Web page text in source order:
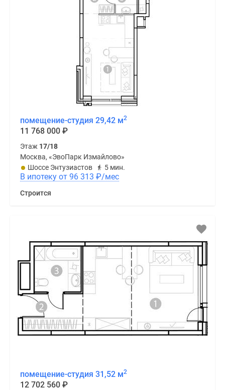
помещение-студия 29,42 м2
11 768 000 ₽
Этаж 17/18
Москва, «ЭвоПарк Измайлово»
Шоссе Энтузиастов
5 мин.
В ипотеку от 96 313 ₽/мес
Строится
помещение-студия 31,52 м2
12 702 560 ₽